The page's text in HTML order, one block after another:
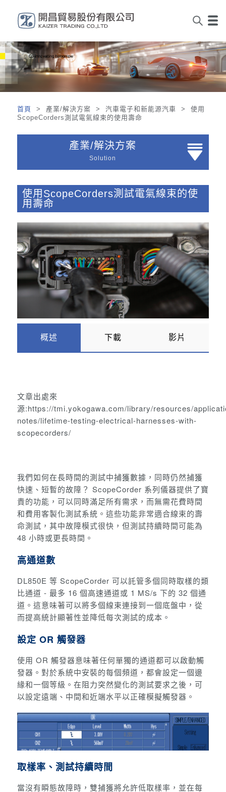
首頁
> 產業/解決方案 > 汽車電子和新能源汽車 > 使用
ScopeCorders測試電氣線束的使用壽命
產業/解決方案
Solution
使用ScopeCorders測試電氣線束的使
用壽命
概述 下載 影片
文章出處來
源:https://tmi.yokogawa.com/library/resources/
notes/lifetime-testing-electrical-harnesses-with-
scopecorders/
我們如何在長時間的測試中捕獲數據，同時仍然捕獲
快速、短暫的故障？ ScopeCorder 系列儀器提供了寶
貴的功能，可以同時滿足所有需求，而無需花費時間
和費用客製化測試系統。這些功能非常適合線束的壽
命測試，其中故障模式很快，但測試持續時間可能為
48 小時或更長時間。
高通道數
DL850E 等 ScopeCorder 可以託管多個同時取樣的類
比通道 - 最多 16 個高速通道或 1 MS/s 下的 32 個通
道。這意味著可以將多個線束連接到一個底盤中，從
而提高統計顯著性並降低每次測試的成本。
設定 OR 觸發器
使用 OR 觸發器意味著任何單獨的通道都可以啟動觸
發器。對於系統中安裝的每個頻道，都會設定一個邊
緣和一個等級。在阻力突然變化的測試要求之後，可
以設定遠端、中間和近端水平以正確模擬觸發器。
取樣率、測試持續時間
當沒有瞬態故障時，雙捕獲將允許低取樣率，並在每